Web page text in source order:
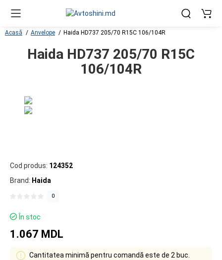
Acasă Anvelope Haida HD737 205/70 R15C 106/104R
Haida HD737 205/70 R15C
106/104R
Cod produs: 124352
Brand: Haida
0
În stoc
1.067 MDL
Cantitatea minimă pentru comandă este de 2 buc.